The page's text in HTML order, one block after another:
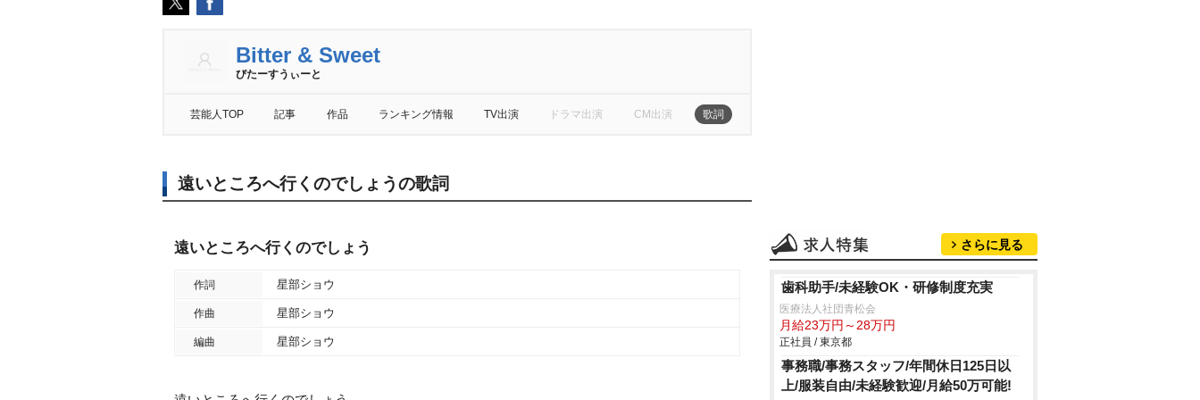
Bitter & Sweet
びたーすうぃーと
芸能人TOP 記事 作品 ランキング情報 TV出演 ドラマ出演 CM出演 歌詞
遠いところへ行くのでしょうの歌詞
遠いところへ行くのでしょう
作詞 星部ショウ
作曲 星部ショウ
編曲 星部ショウ
さらに見る
歯科助手/未経験OK・研修制度充実
医療法人社団青松会
月給23万円～28万円
正社員 / 東京都
事務職/事務スタッフ/年間休日125日以
上/服装自由/未経験歓迎/月給50万可能!